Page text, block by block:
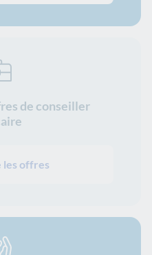
de conseiller
les offres